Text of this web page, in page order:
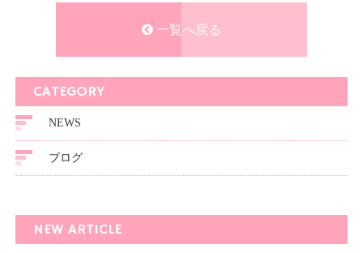
一覧へ戻る
CATEGORY
NEWS
ブログ
NEW ARTICLE